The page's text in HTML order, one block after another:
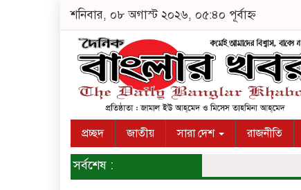
শনিবার, ০৮ অগাস্ট ২০২৬, ০৫:৪০ পূর্বাহ্ন
প্রচ্ছদ জাতীয় সারা দেশ রাজনীতি
সর্বশেষ :